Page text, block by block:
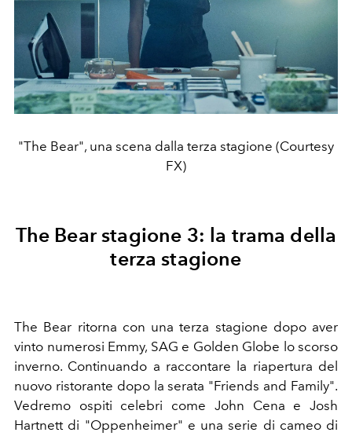
"The Bear", una scena dalla terza stagione (Courtesy
FX)
The Bear stagione 3: la trama della
terza stagione
The Bear ritorna con una terza stagione dopo aver
vinto numerosi Emmy, SAG e Golden Globe lo scorso
inverno. Continuando a raccontare la riapertura del
nuovo ristorante dopo la serata "Friends and Family".
Vedremo ospiti celebri come John Cena e Josh
Hartnett di "Oppenheimer" e una serie di cameo di